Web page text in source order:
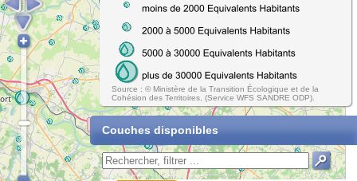
Source : © Ministère de la Transition Écologique et de la
Cohésion des Territoires, (Service WFS SANDRE ODP).
Couches disponibles